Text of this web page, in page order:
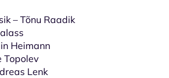
– Tõnu Raadik
Heimann
Topolev
Lenk